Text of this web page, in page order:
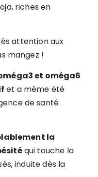
riches en
attention aux
mangez !
et oméga6
et a même été
de santé
la
qui touche la
induite dès la